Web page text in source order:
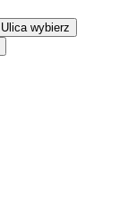
Ulica wybierz